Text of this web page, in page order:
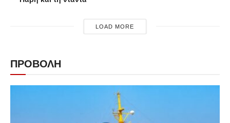
LOAD MORE
ΠΡΟΒΟΛΗ